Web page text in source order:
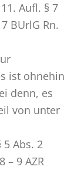
Aufl. § 7
BUrlG Rn.
ist ohnehin
denn, es
von unter
Abs. 2
– 9 AZR